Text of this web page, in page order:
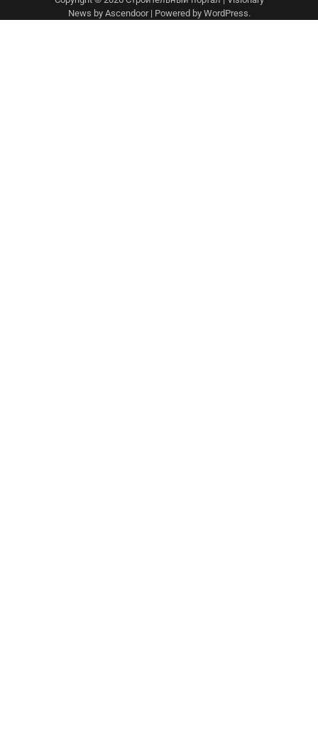
News by Ascendoor| Powered by WordPress.